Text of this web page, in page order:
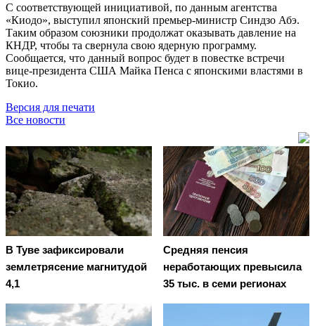
С соответствующей инициативой, по данным агентства
«Киодо», выступил японский премьер-министр Синдзо Абэ.
Таким образом союзники продолжат оказывать давление на
КНДР, чтобы та свернула свою ядерную программу.
Сообщается, что данный вопрос будет в повестке встречи
вице-президента США Майка Пенса с японскими властями в
Токио.
Версия для печати
Все новости
В Туве зафиксировали
землетрясение магнитудой
4,1
Средняя пенсия
неработающих превысила
35 тыс. в семи регионах